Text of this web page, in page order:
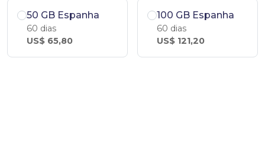
50 GB Espanha
60 dias
US$ 65,80
100 GB Espanha
60 dias
US$ 121,20